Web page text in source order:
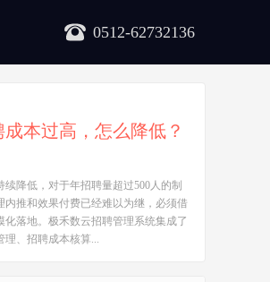
0512-62732136
本过高，怎么降低？
续降低，对于年招聘量超过500人的制
内推和效果付费已经难以为继，必须借
化落地。极禾数云招聘管理系统集成了
理、招聘成本核算...